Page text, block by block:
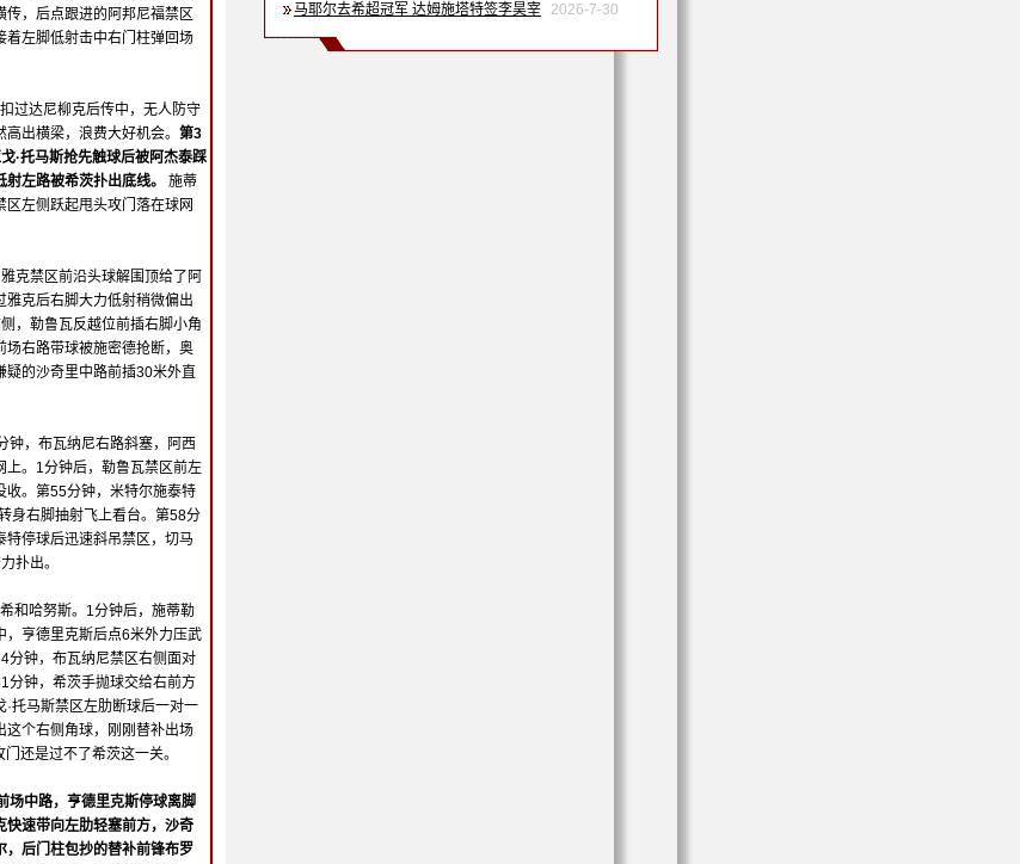
，后点跟进的阿邦尼福禁区
着左脚低射击中右门柱弹回场
过达尼柳克后传中，无人防守
出横梁，浪费大好机会。 第3
·托马斯抢先触球后被阿杰泰踩
左路被希茨扑出底线。 施蒂
左侧跃起甩头攻门落在球网
克禁区前沿头球解围顶给了阿
克后右脚大力低射稍微偏出
，勒鲁瓦反越位前插右脚小角
场右路带球被施密德抢断，奥
的沙奇里中路前插30米外直
钟，布瓦纳尼右路斜塞，阿西
上。1分钟后，勒鲁瓦禁区前左
收。第55分钟，米特尔施泰特
身右脚抽射飞上看台。第58分
停球后迅速斜吊禁区，切马
扑出。
和哈努斯。1分钟后，施蒂勒
，亨德里克斯后点6米外力压武
分钟，布瓦纳尼禁区右侧面对
分钟，希茨手抛球交给右前方
托马斯禁区左肋断球后一对一
这个右侧角球，刚刚替补出场
还是过不了希茨这一关。
场中路，亨德里克斯停球离脚
快速带向左肋轻塞前方，沙奇
，后门柱包抄的替补前锋布罗
马耶尔去希超冠军 达姆施塔特签李昊宰
2026-7-30